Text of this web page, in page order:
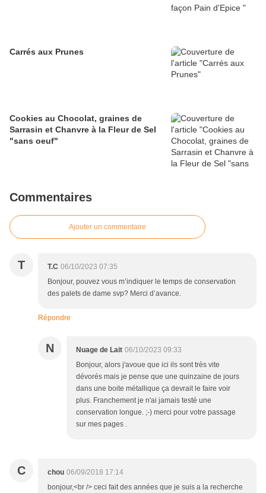
Carrés aux Prunes
Cookies au Chocolat, graines de
Sarrasin et Chanvre à la Fleur de Sel
"sans oeuf"
Commentaires
Ajouter un commentaire
T T.C 06/10/2023 07:35
Bonjour, pouvez vous m’indiquer le temps de conservation
des palets de dame svp? Merci d’avance.
Répondre
N Nuage de Lait 06/10/2023 09:33
Bonjour, alors j'avoue que ici ils sont très vite
dévorés mais je pense que une quinzaine de jours
dans une boite métallique ça devrait le faire voir
plus. Franchement je n'ai jamais testé une
conservation longue. ;-) merci pour votre passage
sur mes pages .
C chou 06/09/2018 17:14
bonjour,<br /> ceci fait des années que je suis a la recherche